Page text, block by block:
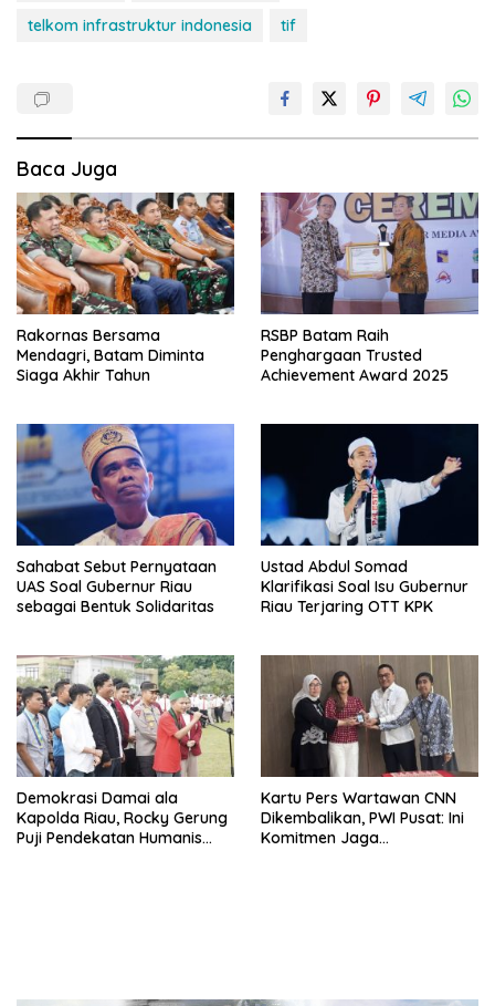
telkom infrastruktur indonesia
tif
Baca Juga
Rakornas Bersama
Mendagri, Batam Diminta
Siaga Akhir Tahun
RSBP Batam Raih
Penghargaan Trusted
Achievement Award 2025
Sahabat Sebut Pernyataan
UAS Soal Gubernur Riau
sebagai Bentuk Solidaritas
Ustad Abdul Somad
Klarifikasi Soal Isu Gubernur
Riau Terjaring OTT KPK
Demokrasi Damai ala
Kapolda Riau, Rocky Gerung
Puji Pendekatan Humanis
Kartu Pers Wartawan CNN
Dikembalikan, PWI Pusat: Ini
Komitmen Jaga